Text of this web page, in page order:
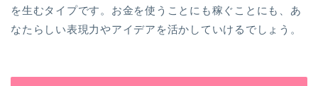
を生むタイプです。お金を使うことにも稼ぐことにも、あ
なたらしい表現力やアイデアを活かしていけるでしょう。